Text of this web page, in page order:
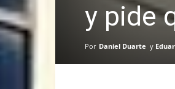
y pide
Por Daniel Duarte y